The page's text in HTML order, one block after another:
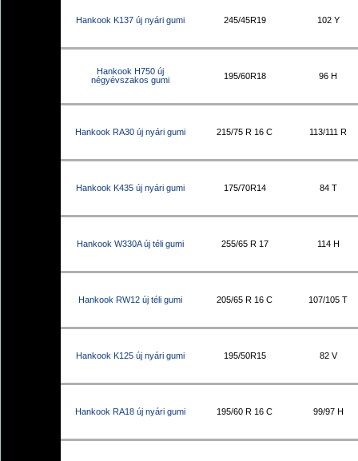
Hankook K137 új nyári gumi 245/45R19 102 Y
Hankook H750 új
négyévszakos gumi
195/60R18 96 H
Hankook RA30 új nyári gumi 215/75 R 16 C 113/111 R
Hankook K435 új nyári gumi 175/70R14 84 T
Hankook W330A új téli gumi 255/65 R 17 114 H
Hankook RW12 új téli gumi 205/65 R 16 C 107/105 T
Hankook K125 új nyári gumi 195/50R15 82 V
Hankook RA18 új nyári gumi 195/60 R 16 C 99/97 H